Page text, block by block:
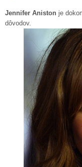
Jennifer Aniston je
dôvodov.